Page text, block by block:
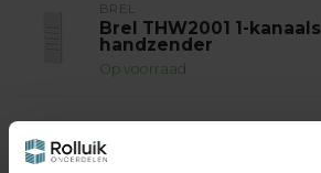
BREL
Brel THW2001 1-kanaals
handzender
Op voorraad
BREL
Brel Motorsteun voor
buismotor max 50 Nm